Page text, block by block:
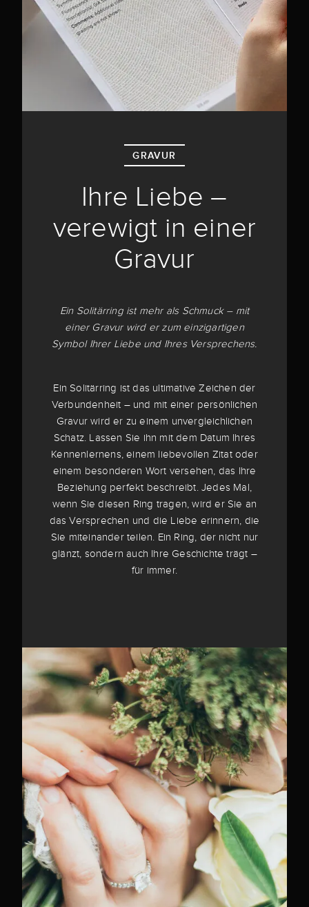
GRAVUR
Ihre Liebe –
verewigt in einer
Gravur
Ein Solitärring ist mehr als Schmuck – mit
einer Gravur wird er zum einzigartigen
Symbol Ihrer Liebe und Ihres Versprechens.
Ein Solitärring ist das ultimative Zeichen der
Verbundenheit – und mit einer persönlichen
Gravur wird er zu einem unvergleichlichen
Schatz. Lassen Sie ihn mit dem Datum Ihres
Kennenlernens, einem liebevollen Zitat oder
einem besonderen Wort versehen, das Ihre
Beziehung perfekt beschreibt. Jedes Mal,
wenn Sie diesen Ring tragen, wird er Sie an
das Versprechen und die Liebe erinnern, die
Sie miteinander teilen. Ein Ring, der nicht nur
glänzt, sondern auch Ihre Geschichte trägt –
für immer.